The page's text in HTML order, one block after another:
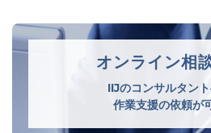
オンライン相
IIJのコンサルタン
作業支援の依頼が